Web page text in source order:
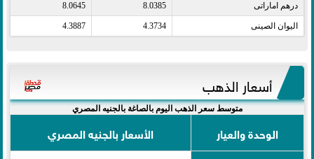
درهم اماراتى​ 8.0385
8.0645
اليوان الصينى​ 4.3734
4.3887
أسعار الذهب
متوسط سعر الذهب اليوم بالصاغة بالجنيه المصري
الوحدة والعيار
الأسعار بالجنيه المصري